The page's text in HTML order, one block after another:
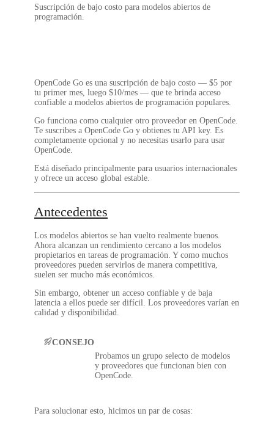
Suscripción de bajo costo para modelos abiertos de
programación.
OpenCode Go es una suscripción de bajo costo — $5 por
tu primer mes , luego $10/mes — que te brinda acceso
confiable a modelos abiertos de programación populares.
Go funciona como cualquier otro proveedor en OpenCode.
Te suscribes a OpenCode Go y obtienes tu API key. Es
completamente opcional y no necesitas usarlo para usar
OpenCode.
Está diseñado principalmente para usuarios internacionales
y ofrece un acceso global estable.
Antecedentes
Los modelos abiertos se han vuelto realmente buenos.
Ahora alcanzan un rendimiento cercano a los modelos
propietarios en tareas de programación. Y como muchos
proveedores pueden servirlos de manera competitiva,
suelen ser mucho más económicos.
Sin embargo, obtener un acceso confiable y de baja
latencia a ellos puede ser difícil. Los proveedores varían en
calidad y disponibilidad.
CONSEJO
Probamos un grupo selecto de modelos
y proveedores que funcionan bien con
OpenCode.
Para solucionar esto, hicimos un par de cosas: